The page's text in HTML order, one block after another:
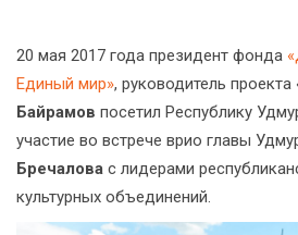
20 мая 2017 года президент фонда
Единый мир», руководитель
Байрамов посетил Республику
участие во встрече врио главы
Бречалова с лидерами
культурных объединений.